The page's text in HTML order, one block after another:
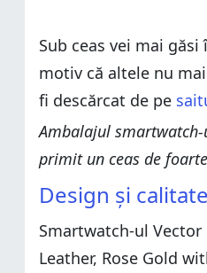
Sub ceas vei mai
motiv că altele nu
fi descărcat de pe
Ambalajul
primit un ceas de
Design și
Smartwatch-ul
Leather, Rose Gold